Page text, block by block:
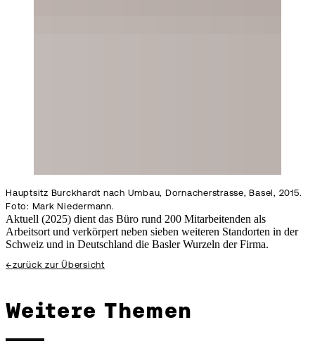
Hauptsitz Burckhardt nach Umbau, Dornacherstrasse, Basel, 2015.
Foto: Mark Niedermann.
Aktuell (2025) dient das Büro rund 200 Mitarbeitenden als
Arbeitsort und verkörpert neben sieben weiteren Standorten in der
Schweiz und in Deutschland die Basler Wurzeln der Firma.
←zurück zur Übersicht
Weitere Themen